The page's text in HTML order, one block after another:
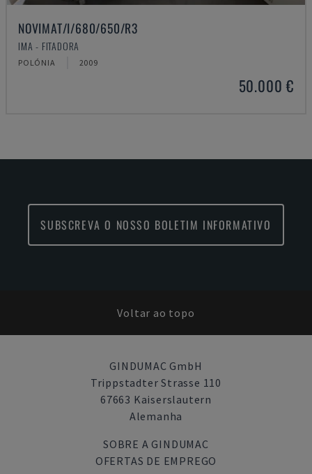
NOVIMAT/I/680/650/R3
IMA - FITADORA
POLÓNIA 2009
50.000 €
SUBSCREVA O NOSSO BOLETIM INFORMATIVO
Voltar ao topo
GINDUMAC GmbH
Trippstadter Strasse 110
67663 Kaiserslautern
Alemanha
SOBRE A GINDUMAC
OFERTAS DE EMPREGO